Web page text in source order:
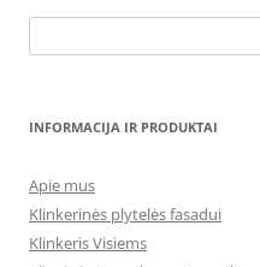
INFORMACIJA IR PRODUKTAI
Apie mus
Klinkerinės plytelės fasadui
Klinkeris Visiems